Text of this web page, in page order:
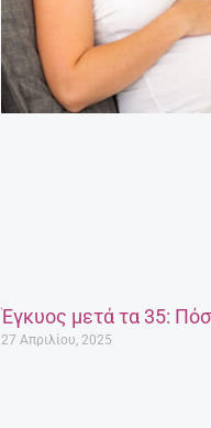
Έγκυος μετά τα 35:
27 Απριλίου, 2025